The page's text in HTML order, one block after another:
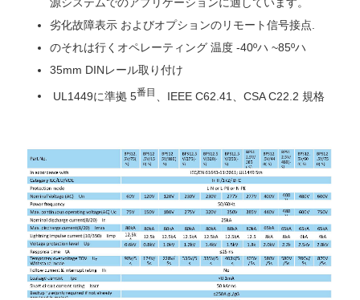
劣化故障表示 およびオプションのリモート信号接点
のそれは行く オペレーティング 温度 -40ºハ ~85ºハ
35mm DINレール取り付け
UL1449に準拠 5番目 IEEE C62.41、CSA C22.2 規格